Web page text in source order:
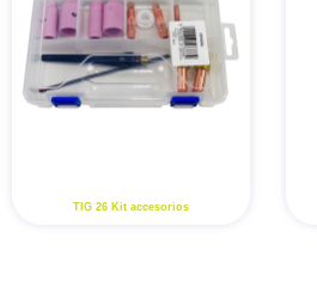
TIG 26 Kit accesorios